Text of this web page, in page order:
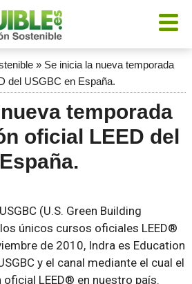
» Se inicia la nueva temporada
del USGBC en España.
temporada
oficial LEED del
(U.S. Green Building
únicos cursos oficiales LEED®
de 2010, Indra es Education
y el canal mediante el cual el
LEED® en nuestro país.